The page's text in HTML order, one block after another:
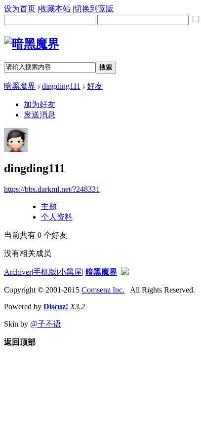
设为首页 |收藏本站 |切换到宽版
搜索
暗黑魔界 › dingding111 › 好友
加为好友
发送消息
dingding111
https://bbs.darkml.net/?248331
主题
个人资料
当前共有 0 个好友
没有相关成员
Archiver|手机版|小黑屋| 暗黑魔界
Copyright © 2001-2015 Comsenz Inc. All Rights Reserved.
Powered by Discuz! X3.2
Skin by @子不语
返回顶部